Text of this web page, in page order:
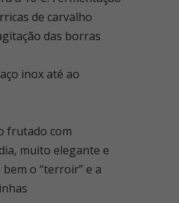
de carvalho
das borras
aço inox até ao
frutado com
muito elegante e
o “terroir” e a